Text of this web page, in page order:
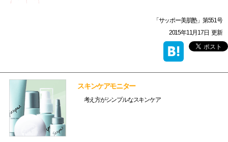
「サッポー美肌塾」第551号
2015年11月17日 更新
スキンケアモニター
考え方がシンプルなスキンケア